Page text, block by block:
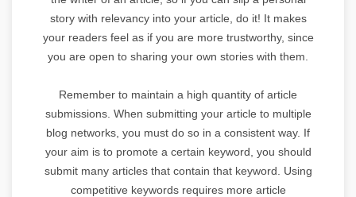
story with relevancy into your article, do it! It makes
your readers feel as if you are more trustworthy, since
you are open to sharing your own stories with them.
Remember to maintain a high quantity of article
submissions. When submitting your article to multiple
blog networks, you must do so in a consistent way. If
your aim is to promote a certain keyword, you should
submit many articles that contain that keyword. Using
competitive keywords requires more article